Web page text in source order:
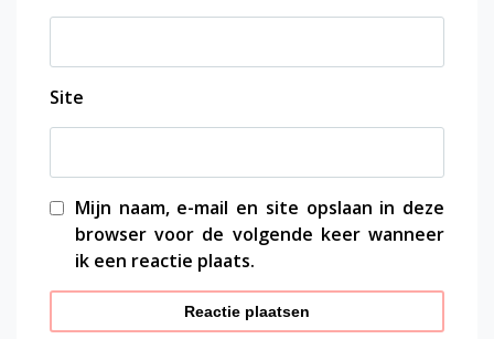
Site
Mijn naam, e-mail en site opslaan in deze
browser voor de volgende keer wanneer
ik een reactie plaats.